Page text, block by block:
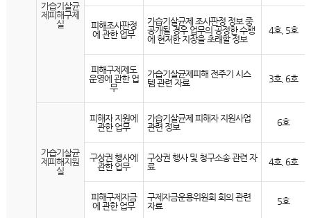
가습기살균
제피해구제
실
피해조사판정
에 관한 업무
가습기살균제 조사판정 정보 중
공개될 경우 업무의 공정한 수행
에 현저한 지장을 초래할 정보
4호, 5호
피해구제제도
운영에 관한 업
무
가습기살균제피해 전주기 시스
템 관련 자료
3호, 6호
가습기살균
제피해지원
실
피해자 지원에
관한 업무
가습기살균제 피해자 지원사업
관련 정보
6호
구상권 행사에
관한 업무
구상권 행사 및 청구소송 관련 자
료
4호, 6호
피해구제자금
에 관한 업무
구제자금운용위원회 회의 관련
자료
5호